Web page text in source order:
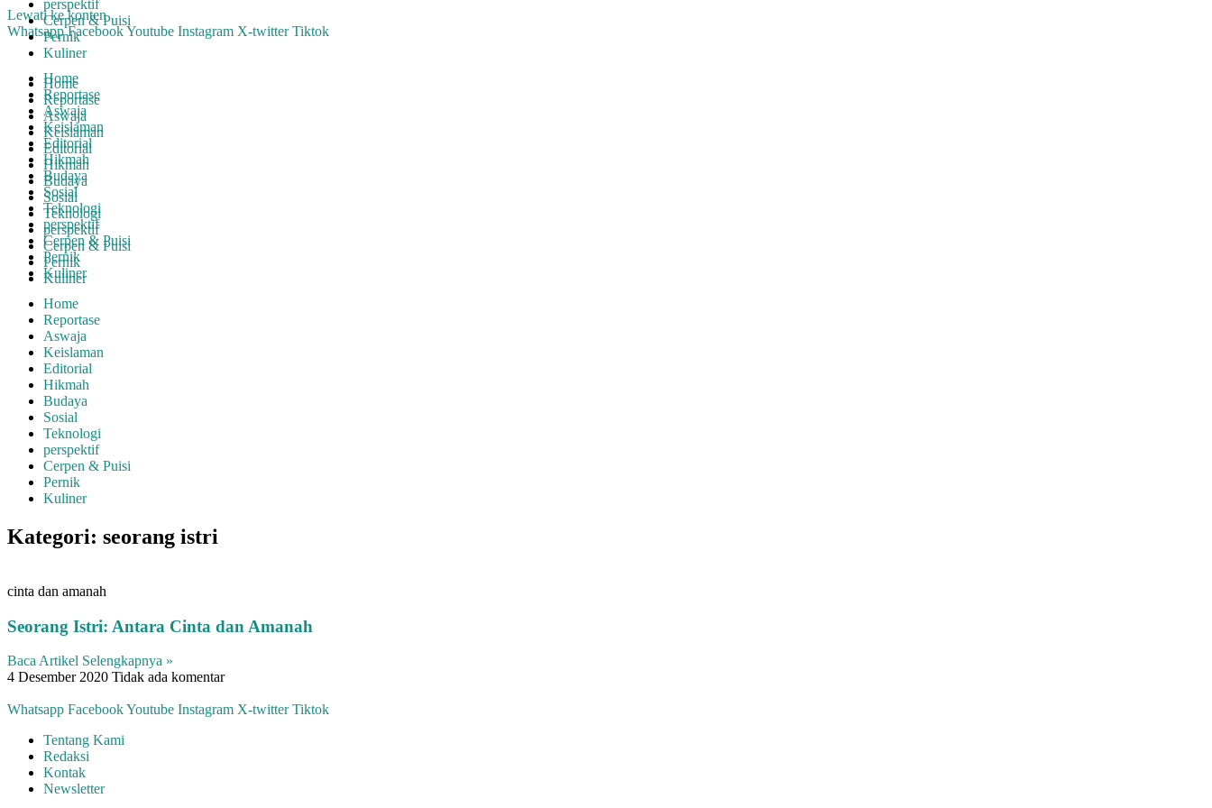
Lewati ke konten
Whatsapp FacebookYoutube Instagram X-twitter Tiktok
Home
Reportase
Aswaja
Keislaman
Editorial
Hikmah
Budaya
Sosial
Teknologi
perspektif
Cerpen & Puisi
Pernik
Kuliner
Home
Reportase
Aswaja
Keislaman
Editorial
Hikmah
Budaya
Sosial
Teknologi
perspektif
Cerpen & Puisi
Pernik
Kuliner
perspektif
Cerpen & Puisi
Pernik
Kuliner
Home
Reportase
Aswaja
Keislaman
Editorial
Hikmah
Budaya
Sosial
Teknologi
perspektif
Cerpen & Puisi
Pernik
Kuliner
Kategori: seorang istri
cinta dan amanah
Seorang Istri: Antara Cinta dan Amanah
Baca Artikel Selengkapnya »
4 Desember 2020 Tidak ada komentar
Whatsapp FacebookYoutube Instagram X-twitter Tiktok
Tentang Kami
Redaksi
Kontak
Newsletter